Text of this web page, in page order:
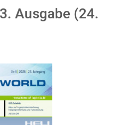
Ausgabe (24.